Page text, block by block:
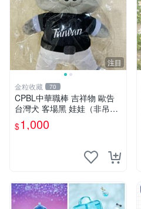
注目
金粒收藏 70
CPBL中華職棒 吉祥物 歐告
台灣犬 客場黑 娃娃（非吊
飾）
$1,000